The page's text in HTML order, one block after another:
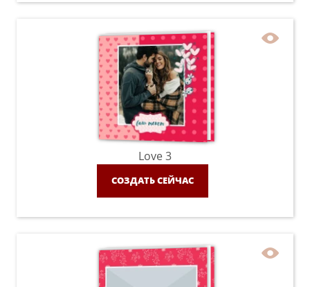
Love 3
СОЗДАТЬ СЕЙЧАС